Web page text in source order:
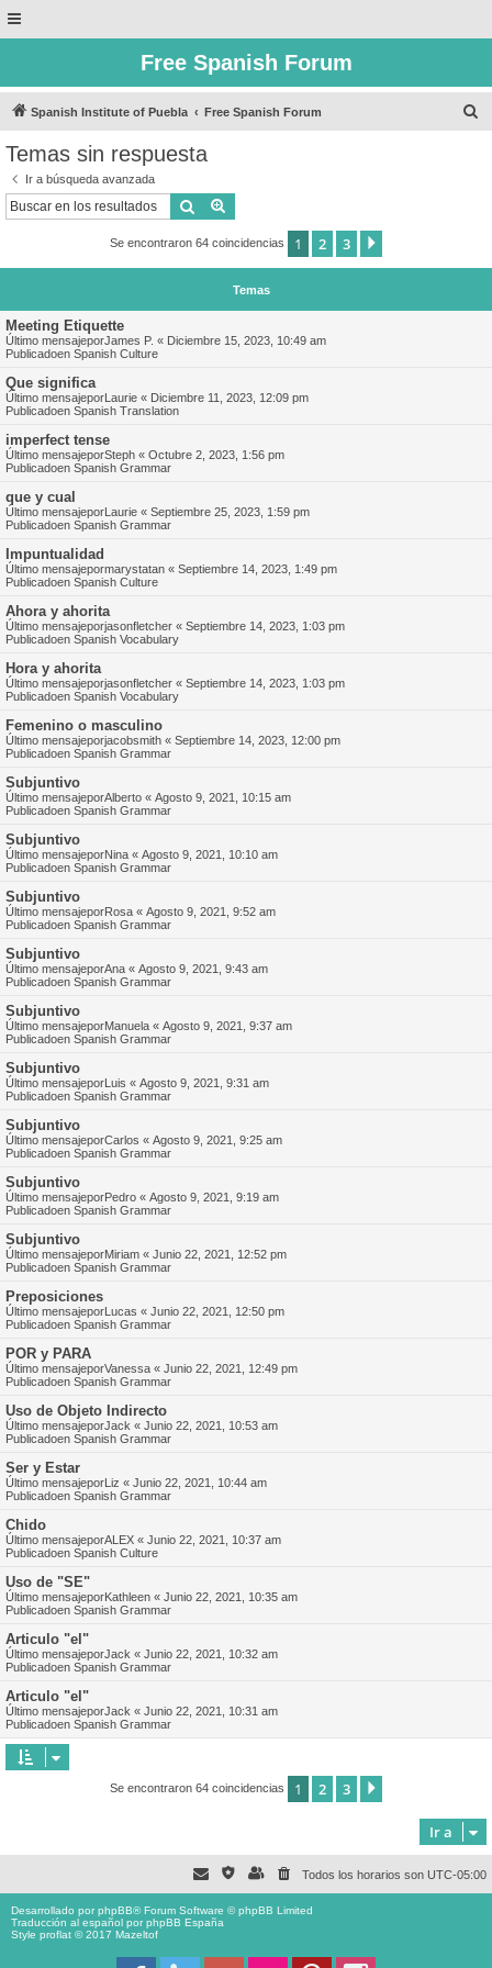
Free Spanish Forum
Spanish Institute of Puebla Free Spanish Forum
Temas sin respuesta
Ir a búsqueda avanzada
Buscar
Se encontraron 64 coincidencias 1 2 3
Temas
Meeting Etiquette
Último mensajeporJames P. « Diciembre 15, 2023, 10:49 am
Publicadoen Spanish Culture
Que significa
Último mensajeporLaurie « Diciembre 11, 2023, 12:09 pm
Publicadoen Spanish Translation
imperfect tense
Último mensajeporSteph « Octubre 2, 2023, 1:56 pm
Publicadoen Spanish Grammar
que y cual
Último mensajeporLaurie « Septiembre 25, 2023, 1:59 pm
Publicadoen Spanish Grammar
Impuntualidad
Último mensajepormarystatan « Septiembre 14, 2023, 1:49 pm
Publicadoen Spanish Culture
Ahora y ahorita
Último mensajeporjasonfletcher « Septiembre 14, 2023, 1:03 pm
Publicadoen Spanish Vocabulary
Hora y ahorita
Último mensajeporjasonfletcher « Septiembre 14, 2023, 1:03 pm
Publicadoen Spanish Vocabulary
Femenino o masculino
Último mensajeporjacobsmith « Septiembre 14, 2023, 12:00 pm
Publicadoen Spanish Grammar
Subjuntivo
Último mensajeporAlberto « Agosto 9, 2021, 10:15 am
Publicadoen Spanish Grammar
Subjuntivo
Último mensajeporNina « Agosto 9, 2021, 10:10 am
Publicadoen Spanish Grammar
Subjuntivo
Último mensajeporRosa « Agosto 9, 2021, 9:52 am
Publicadoen Spanish Grammar
Subjuntivo
Último mensajeporAna « Agosto 9, 2021, 9:43 am
Publicadoen Spanish Grammar
Subjuntivo
Último mensajeporManuela « Agosto 9, 2021, 9:37 am
Publicadoen Spanish Grammar
Subjuntivo
Último mensajeporLuis « Agosto 9, 2021, 9:31 am
Publicadoen Spanish Grammar
Subjuntivo
Último mensajeporCarlos « Agosto 9, 2021, 9:25 am
Publicadoen Spanish Grammar
Subjuntivo
Último mensajeporPedro « Agosto 9, 2021, 9:19 am
Publicadoen Spanish Grammar
Subjuntivo
Último mensajeporMiriam « Junio 22, 2021, 12:52 pm
Publicadoen Spanish Grammar
Preposiciones
Último mensajeporLucas « Junio 22, 2021, 12:50 pm
Publicadoen Spanish Grammar
POR y PARA
Último mensajeporVanessa « Junio 22, 2021, 12:49 pm
Publicadoen Spanish Grammar
Uso de Objeto Indirecto
Último mensajeporJack « Junio 22, 2021, 10:53 am
Publicadoen Spanish Grammar
Ser y Estar
Último mensajeporLiz « Junio 22, 2021, 10:44 am
Publicadoen Spanish Grammar
Chido
Último mensajeporALEX « Junio 22, 2021, 10:37 am
Publicadoen Spanish Culture
Uso de "SE"
Último mensajeporKathleen « Junio 22, 2021, 10:35 am
Publicadoen Spanish Grammar
Articulo "el"
Último mensajeporJack « Junio 22, 2021, 10:32 am
Publicadoen Spanish Grammar
Articulo "el"
Último mensajeporJack « Junio 22, 2021, 10:31 am
Publicadoen Spanish Grammar
Se encontraron 64 coincidencias 1 2 3
Ir a
Todos los horarios son UTC-05:00
Desarrollado porphpBB® Forum Software © phpBB Limited
Traducción al español porphpBB España
Style proflat © 2017 Mazeltof